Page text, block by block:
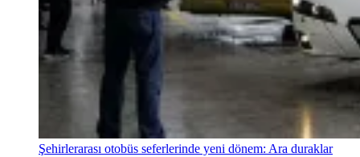
Şehirlerarası otobüs seferlerinde yeni dönem: Ara duraklar